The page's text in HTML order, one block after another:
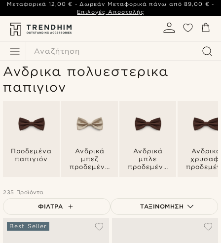
Αναζήτηση
Μεταφορικά 12,00 € - Δωρεάν Μεταφορικά πάνω από 89,00 € -
Επιλογές Αποστολής
Ανδρικα πολυεστερικα
παπιγιον
Προδεμένα
παπιγιόν
Ανδρικά
μπεζ
προδεμένα
Ανδρικά
μπλε
προδεμένα
Ανδρικά
235 Προϊόντα
ΦΊΛΤΡΑ ΤΑΞΙΝΌΜΗΣΗ
Best Seller